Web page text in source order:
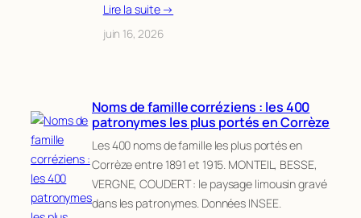
Lire la suite →
juin 16, 2026
Noms de famille corréziens : les 400
patronymes les plus portés en Corrèze
Les 400 noms de famille les plus portés en
Corrèze entre 1891 et 1915. MONTEIL, BESSE,
VERGNE, COUDERT : le paysage limousin gravé
dans les patronymes. Données INSEE.